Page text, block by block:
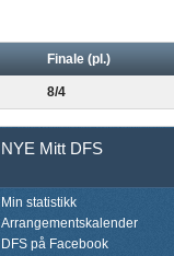
Finale (pl.)
8/4
NYE Mitt DFS
Min statistikk
Arrangementskalender
DFS på Facebook